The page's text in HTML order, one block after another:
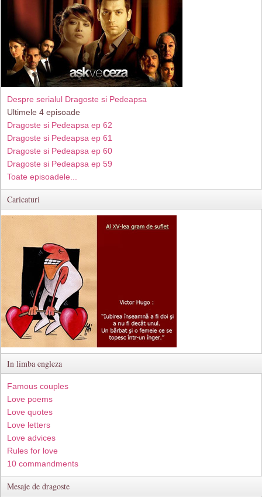
Despre serialul Dragoste si Pedeapsa
Ultimele 4 episoade
Dragoste si Pedeapsa ep 62
Dragoste si Pedeapsa ep 61
Dragoste si Pedeapsa ep 60
Dragoste si Pedeapsa ep 59
Toate episoadele...
Caricaturi
In limba engleza
Famous couples
Love poems
Love quotes
Love letters
Love advices
Rules for love
10 commandments
Mesaje de dragoste